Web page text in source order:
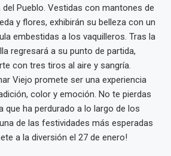
del Pueblo. Vestidas con mantones de
y flores, exhibirán su belleza con un
embestidas a los vaquilleros. Tras la
regresará a su punto de partida,
con tres tiros al aire y sangría.
Viejo promete ser una experiencia
color y emoción. No te pierdas
que ha perdurado a lo largo de los
de las festividades más esperadas
a la diversión el 27 de enero!